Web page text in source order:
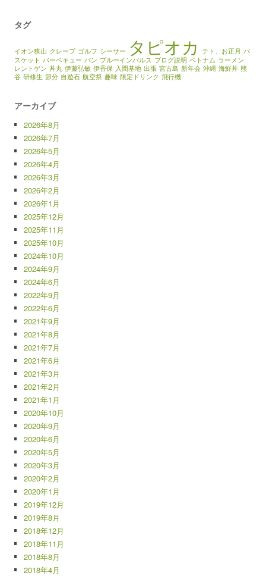
タグ
イオン狭山 クレープ ゴルフ シーサー タピオカ テト、お正月 バ
スケット バーベキュー パン ブルーインパルス ブログ説明 ベトナム ラーメン
レントゲン 丼丸 伊藤弘敏 伊香保 入間基地 出張 宮古島 新年会 沖縄 海鮮丼 熊
谷 研修生 節分 自遊石 航空祭 趣味 限定ドリンク 飛行機
アーカイブ
2026年8月
2026年7月
2026年5月
2026年4月
2026年3月
2026年2月
2026年1月
2025年12月
2025年11月
2025年10月
2024年10月
2024年9月
2024年6月
2022年9月
2022年6月
2021年9月
2021年8月
2021年7月
2021年6月
2021年3月
2021年2月
2021年1月
2020年10月
2020年9月
2020年6月
2020年5月
2020年3月
2020年2月
2020年1月
2019年12月
2019年8月
2018年12月
2018年11月
2018年8月
2018年4月